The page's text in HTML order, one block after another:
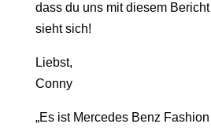
dass du uns mit diesem
sieht sich!
Liebst,
Conny
„Es ist Mercedes Benz